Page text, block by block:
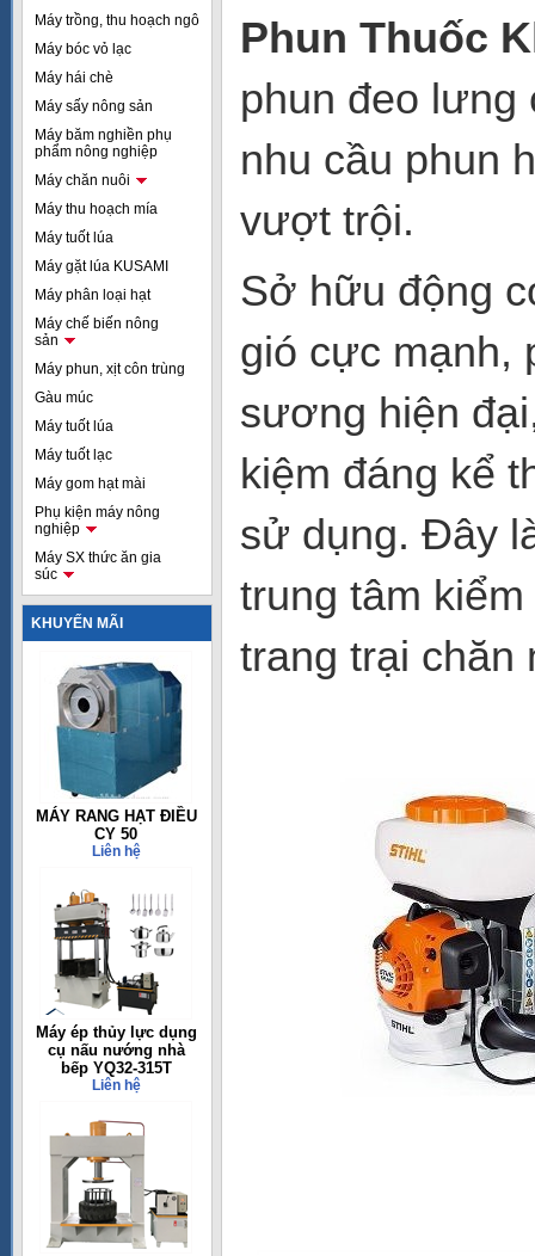
Máy trồng, thu hoạch ngô
Máy bóc vỏ lạc
Máy hái chè
Máy sấy nông sản
Máy băm nghiền phụ
phẩm nông nghiệp
Máy chăn nuôi
Máy thu hoạch mía
Máy tuốt lúa
Máy gặt lúa KUSAMI
Máy phân loại hạt
Máy chế biến nông
sản
Máy phun, xịt côn trùng
Gàu múc
Máy tuốt lúa
Máy tuốt lạc
Máy gom hạt mài
Phụ kiện máy nông
nghiệp
Máy SX thức ăn gia
súc
KHUYẾN MÃI
MÁY RANG HẠT ĐIỀU
CY 50
Liên hệ
Máy ép thủy lực dụng
cụ nấu nướng nhà
bếp YQ32-315T
Liên hệ
Phun Thuốc
phun đeo lưng
nhu cầu phun
vượt trội.
Sở hữu động
gió cực mạnh,
sương hiện
kiệm đáng kể
sử dụng. Đây
trung tâm
trang trại chăn